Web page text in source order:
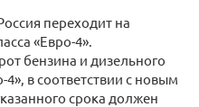
переходит на
«Евро-4».
бензина и дизельного
4», в соответствии с новым
срока должен